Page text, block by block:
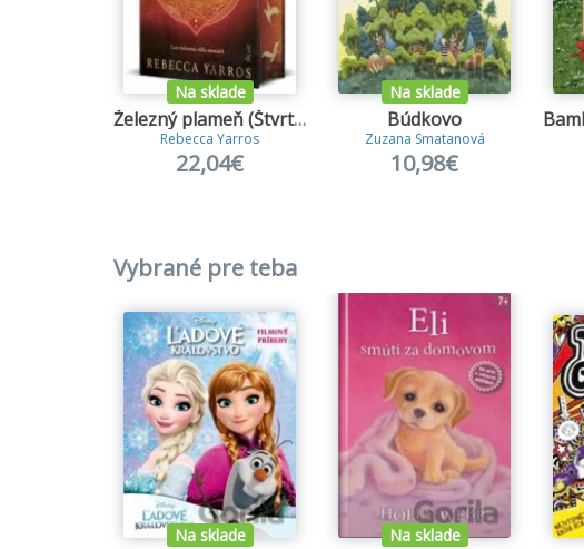
Na sklade
Železný plameň (Štvrté krídlo 2)
Rebecca Yarros
22,04€
Na sklade
Búdkovo
Zuzana Smatanová
10,98€
Vybrané pre teba
Na sklade Na sklade